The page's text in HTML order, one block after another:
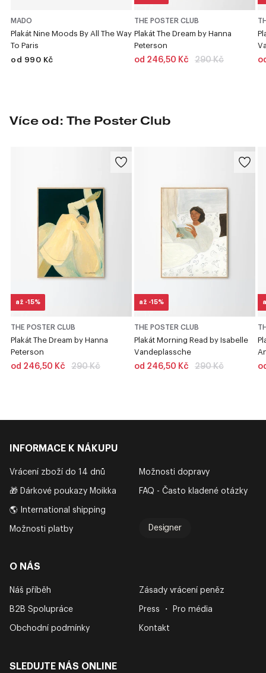
MADO
Plakát Nine Moods By All The Way
To Paris
od 990 Kč
THE POSTER CLUB
Plakát The Dream by Hanna
Peterson
od 246,50 Kč
od
290 Kč
Více od: The Poster Club
až -15%
THE POSTER CLUB
Plakát The Dream by Hanna
Peterson
od 246,50 Kč
od
290 Kč
až -15%
THE POSTER CLUB
Plakát Morning Read by Isabelle
Vandeplassche
od 246,50 Kč
od
290 Kč
INFORMACE K NÁKUPU
Vrácení zboží do 14 dnů
🎁 Dárkové poukazy Moikka
🌎 International shipping
Možnosti platby
Možnosti dopravy
FAQ - Často kladené otázky
Designer
O NÁS
Náš příběh
B2B Spolupráce
Obchodní podmínky
Zásady vrácení peněz
Press ・ Pro média
Kontakt
SLEDUJTE NÁS ONLINE